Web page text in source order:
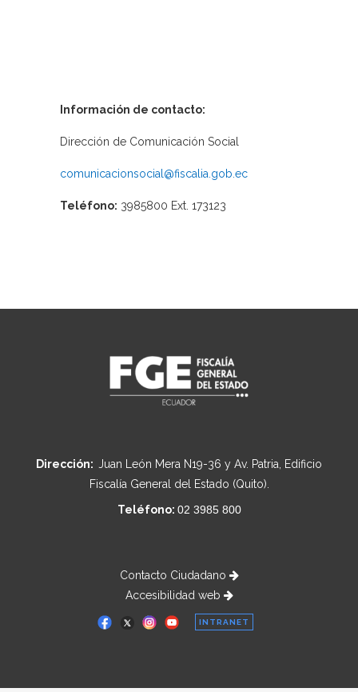
Información de contacto:
Dirección de Comunicación Social
comunicacionsocial@fiscalia.gob.ec
Teléfono: 3985800 Ext. 173123
Dirección: Juan León Mera N19-36 y Av. Patria, Edificio
Fiscalía General del Estado (Quito).
Teléfono: 02 3985 800
Contacto Ciudadano
Accesibilidad web
INTRANET